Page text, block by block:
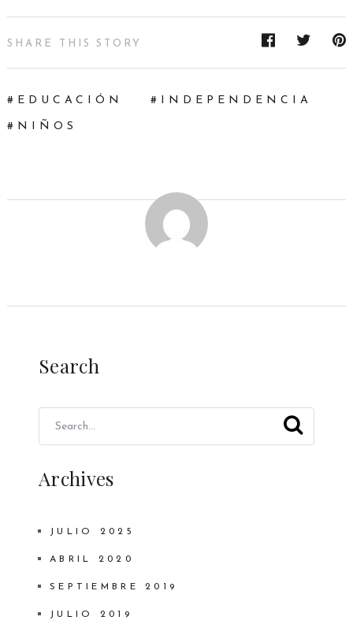
SHARE THIS STORY
EDUCACIÓN INDEPENDENCIA
NIÑOS
Search
Archives
JULIO 2025
ABRIL 2020
SEPTIEMBRE 2019
JULIO 2019